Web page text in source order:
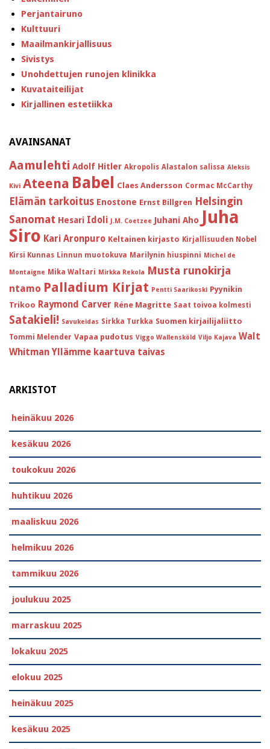
Perjantairuno
Kulttuuri
Maailmankirjallisuus
Sivistys
Unohdettujen runojen klinikka
Kuvataiteilijat
Kirjallinen estetiikka
AVAINSANAT
Aamulehti Adolf Hitler Akropolis Alastalon salissa Aleksis
Kivi Ateena Babel Claes Andersson Cormac McCarthy
Elämän tarkoitus Enostone Ernst Billgren Helsingin
Sanomat Hesari Idoli J.M. Coetzee Juhani Aho Juha
Siro Kari Aronpuro Keltainen kirjasto Kirjallisuuden Nobel
Kirsi Kunnas Linnun muotokuva Marilynin hiuspinni Michel de
Montaigne Mika Waltari Mirkka Rekola Musta runokirja
ntamo Palladium Kirjat Pentti Saarikoski Pyynikin
Trikoo Raymond Carver Réne Magritte Saat toivoa kolmesti
Satakieli! Savukeidas Sirkka Turkka Suomen kirjailijaliitto
Tommi Melender Vapaa pudotus Viggo Wallensköld Viljo Kajava Walt
Whitman Yllämme kaartuva taivas
ARKISTOT
heinäkuu 2026
kesäkuu 2026
toukokuu 2026
huhtikuu 2026
maaliskuu 2026
helmikuu 2026
tammikuu 2026
joulukuu 2025
marraskuu 2025
lokakuu 2025
elokuu 2025
heinäkuu 2025
kesäkuu 2025